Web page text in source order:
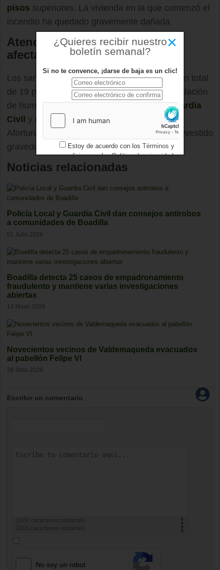
pisos superiores. La vivienda en la que comenzó el
incendio ha quedado gravemente dañada.
Atención a una veintena de
afectados por humo
Los sanitarios del SUMMA112 atendieron a un total
de 19 personas por intoxicación leve por inhalación
de humo, entre ellos cinco agentes de laGuardia
Civil y un miembro de laPolicía Local
Afortunadamente, ninguno de los casos ha revestido
gravedad.
Noticias relacionadas
Policía Local y Guardia Civil dan consejos antirobos
a comunidades de Boadilla
01 Julio 2026
Boadilla detecta 25 casos de empadronamiento
fraudulento y mantiene varias investigaciones
abiertas
14 Mayo 2026
Novecientos vecinos de Valdemaqueda evacuados
al pabellón Felipe VI
28 Julio 2026
Escribir un comentario
caracteres restantes
caracteres restantes
No soy un robot
×
¿Quieres recibir nuestro
boletín semanal?
Si no te convence, ¡darse de baja es un clic!
Estoy de acuerdo con los Términos y
condicionesy losPolítica de privacidad